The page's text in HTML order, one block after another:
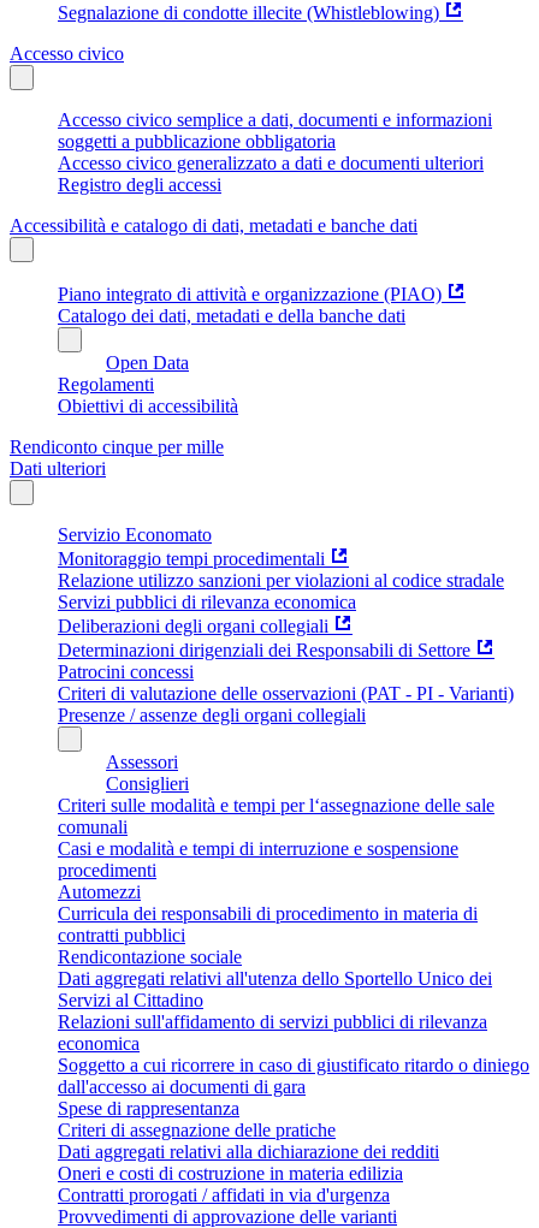
Segnalazione di condotte illecite (Whistleblowing)
Accesso civico
Accesso civico semplice a dati, documenti e informazioni
soggetti a pubblicazione obbligatoria
Accesso civico generalizzato a dati e documenti ulteriori
Registro degli accessi
Accessibilità e catalogo di dati, metadati e banche dati
Piano integrato di attività e organizzazione (PIAO)
Catalogo dei dati, metadati e della banche dati
Open Data
Regolamenti
Obiettivi di accessibilità
Rendiconto cinque per mille
Dati ulteriori
Servizio Economato
Monitoraggio tempi procedimentali
Relazione utilizzo sanzioni per violazioni al codice stradale
Servizi pubblici di rilevanza economica
Deliberazioni degli organi collegiali
Determinazioni dirigenziali dei Responsabili di Settore
Patrocini concessi
Criteri di valutazione delle osservazioni (PAT - PI - Varianti)
Presenze / assenze degli organi collegiali
Assessori
Consiglieri
Criteri sulle modalità e tempi per l‘assegnazione delle sale
comunali
Casi e modalità e tempi di interruzione e sospensione
procedimenti
Automezzi
Curricula dei responsabili di procedimento in materia di
contratti pubblici
Rendicontazione sociale
Dati aggregati relativi all'utenza dello Sportello Unico dei
Servizi al Cittadino
Relazioni sull'affidamento di servizi pubblici di rilevanza
economica
Soggetto a cui ricorrere in caso di giustificato ritardo o diniego
dall'accesso ai documenti di gara
Spese di rappresentanza
Criteri di assegnazione delle pratiche
Dati aggregati relativi alla dichiarazione dei redditi
Oneri e costi di costruzione in materia edilizia
Contratti prorogati / affidati in via d'urgenza
Provvedimenti di approvazione delle varianti